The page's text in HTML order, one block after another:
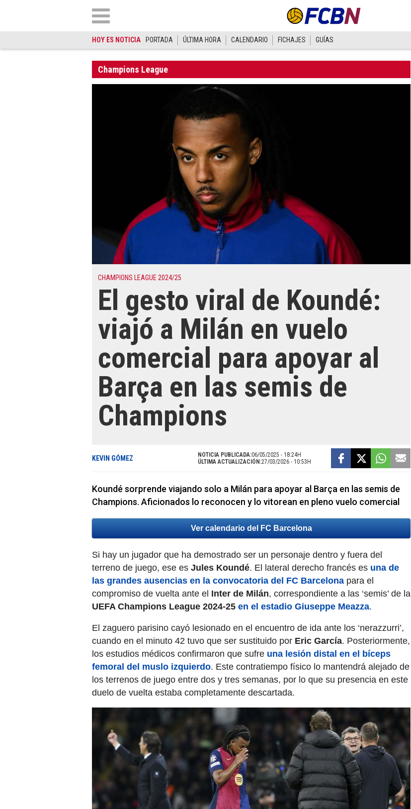
HOY ES NOTICIA PORTADA ÚLTIMA HORA CALENDARIO FICHAJES GUÍAS
Champions League
CHAMPIONS LEAGUE 2024/25
El gesto viral de Koundé:
viajó a Milán en vuelo
comercial para apoyar al
Barça en las semis de
Champions
KEVIN GÓMEZ NOTICIA PUBLICADA:06/05/2025 - 18:24H
ÚLTIMA ACTUALIZACIÓN:27/03/2026 - 10:53H
Koundé sorprende viajando solo a Milán para apoyar al Barça en las semis de
Champions. Aficionados lo reconocen y lo vitorean en pleno vuelo comercial
Ver calendario del FC Barcelona
Si hay un jugador que ha demostrado ser un personaje dentro y fuera del
terreno de juego, ese es Jules Koundé. El lateral derecho francés es una de
las grandes ausencias en la convocatoria del FC Barcelona para el
compromiso de vuelta ante el Inter de Milán, correspondiente a las ‘semis’ de la
UEFA Champions League 2024-25 en el estadio Giuseppe Meazza.
El zaguero parisino cayó lesionado en el encuentro de ida ante los ‘nerazzurri’,
cuando en el minuto 42 tuvo que ser sustituido por Eric García. Posteriormente,
los estudios médicos confirmaron que sufre una lesión distal en el bíceps
femoral del muslo izquierdo. Este contratiempo físico lo mantendrá alejado de
los terrenos de juego entre dos y tres semanas, por lo que su presencia en este
duelo de vuelta estaba completamente descartada.